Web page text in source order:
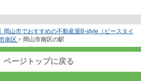
岡山市でおすすめの不動産屋B-style（ビースタイ
南区 > 岡山市南区の駅
ページトップに戻る